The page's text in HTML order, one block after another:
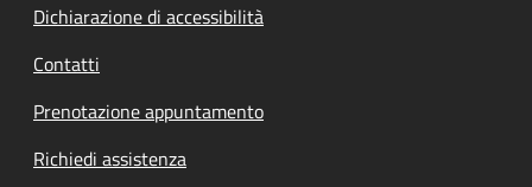
Dichiarazione di accessibilità
Contatti
Prenotazione appuntamento
Richiedi assistenza